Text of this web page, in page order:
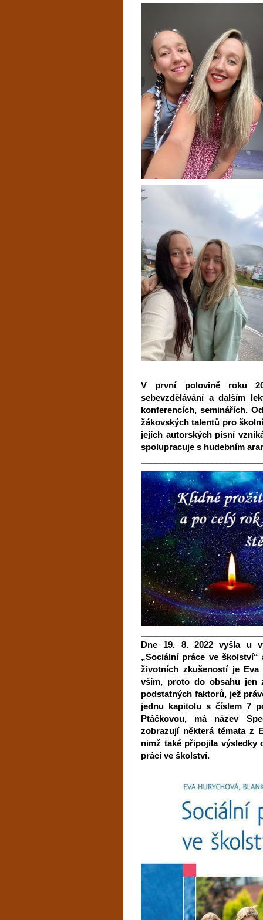
V první polovině roku
sebevzdělávání a dalším
konferencích, seminářích.
žákovských talentů pro
jejích autorských písní
spolupracuje s hudebním
Dne 19. 8. 2022 vyšla u
„Sociální práce ve
životních zkušeností je
vším, proto do obsahu jen
podstatných faktorů, jež
jednu kapitolu s číslem 7
Ptáčkovou, má název
zobrazují některá témata z
nimž také připojila výsledky
práci ve školství.